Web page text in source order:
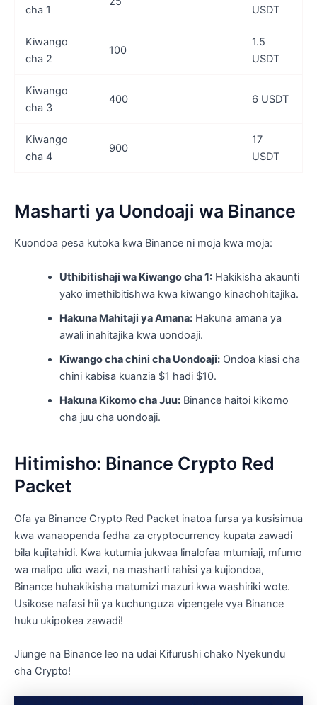
cha 1 USDT
Kiwango
cha 2
100
1.5
USDT
Kiwango
cha 3
400 6 USDT
Kiwango
cha 4
900
17
USDT
Masharti ya Uondoaji wa Binance
Kuondoa pesa kutoka kwa Binance ni moja kwa moja:
Uthibitishaji wa Kiwango cha 1:Hakikisha akaunti
yako imethibitishwa kwa kiwango kinachohitajika.
Hakuna Mahitaji ya Amana:Hakuna amana ya
awali inahitajika kwa uondoaji.
Kiwango cha chini cha Uondoaji:Ondoa kiasi cha
chini kabisa kuanzia $1 hadi $10.
Hakuna Kikomo cha Juu:Binance haitoi kikomo
cha juu cha uondoaji.
Hitimisho: Binance Crypto Red
Packet
Ofa ya Binance Crypto Red Packet inatoa fursa ya kusisimua
kwa wanaopenda fedha za cryptocurrency kupata zawadi
bila kujitahidi. Kwa kutumia jukwaa linalofaa mtumiaji, mfumo
wa malipo ulio wazi, na masharti rahisi ya kujiondoa,
Binance huhakikisha matumizi mazuri kwa washiriki wote.
Usikose nafasi hii ya kuchunguza vipengele vya Binance
huku ukipokea zawadi!
Jiunge na Binance leo na udai Kifurushi chako Nyekundu
cha Crypto!